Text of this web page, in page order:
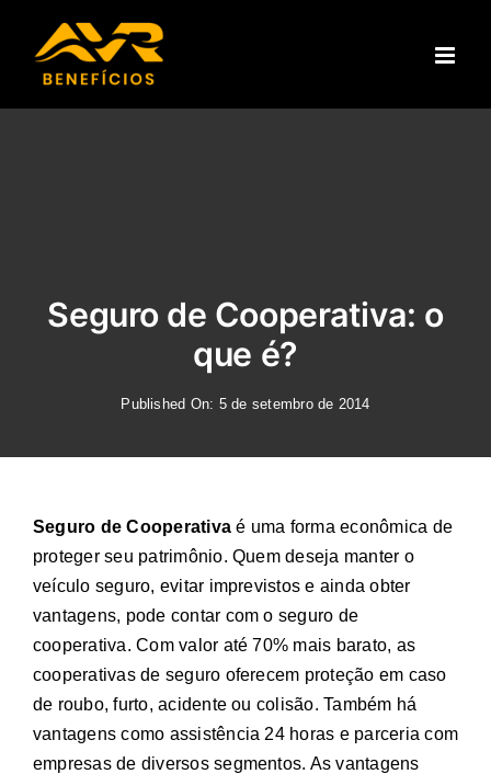
Seguro de Cooperativa: o
que é?
Published On: 5 de setembro de 2014
Seguro de Cooperativa é uma forma econômica de
proteger seu patrimônio. Quem deseja manter o
veículo seguro, evitar imprevistos e ainda obter
vantagens, pode contar com o seguro de
cooperativa. Com valor até 70% mais barato, as
cooperativas de seguro oferecem proteção em caso
de roubo, furto, acidente ou colisão. Também há
vantagens como assistência 24 horas e parceria com
empresas de diversos segmentos. As vantagens